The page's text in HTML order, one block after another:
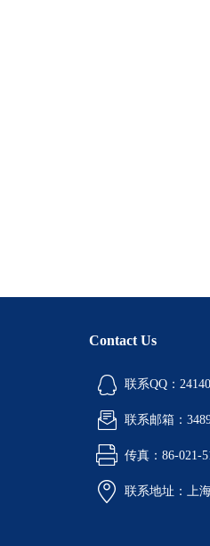
Contact Us
联系QQ：
联系邮箱：
传真：86-021-
联系地址：上